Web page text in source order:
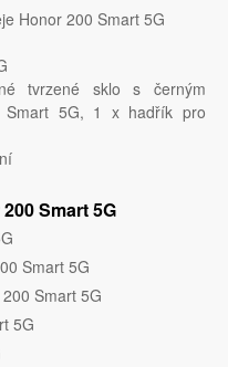
Honor 200 Smart 5G
tvrzené sklo s černým
Smart 5G, 1 x hadřík pro
Smart 5G
Smart 5G
Smart 5G
5G